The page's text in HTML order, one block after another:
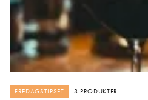
FREDAGSTIPSET 3 PRODUKTER